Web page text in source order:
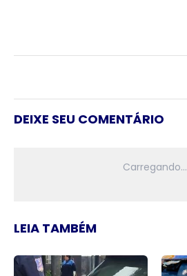
DEIXE SEU COMENTÁRIO
LEIA TAMBÉM